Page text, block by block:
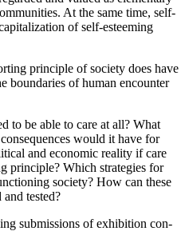
At the same time, self-
of self-estee­ming
prin­ci­ple of socie­ty does have
boun­da­ries of human encoun­ter
to be able to care at all? What
would it have for
and eco­no­mic rea­li­ty if care
prin­ci­ple? Which stra­te­gies for
socie­ty? How can the­se
tested?
sub­mis­si­ons of exhi­bi­ti­on con­